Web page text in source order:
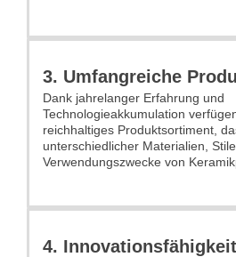
3. Umfangreiche
Dank jahrelanger Erfahrung und
Technologieakkumulation
reichhaltiges Produktsortiment,
unterschiedlicher Materialien,
Verwendungszwecke von
4. Innovationsfähigkeit